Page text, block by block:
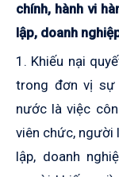
chính, hành vi
lập, doanh
1. Khiếu nại
trong đơn vị sự
nước là việc
viên chức, người
lập, doanh